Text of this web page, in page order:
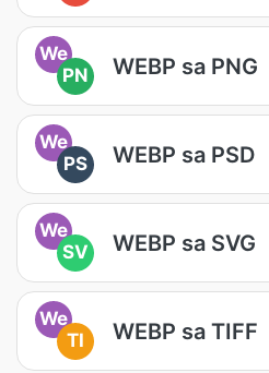
We
PN
WEBP sa PNG
We
PS
WEBP sa PSD
We
SV
WEBP sa SVG
We
TI
WEBP sa TIFF